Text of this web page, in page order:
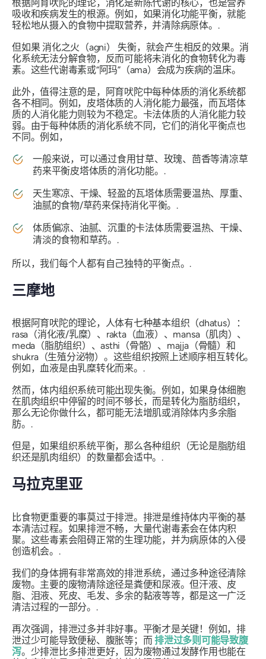
根据阿育吠陀的理论，消化是新陈代谢的核心，也是营养
吸收和疾病发生的根源。例如，如果消化功能平衡，就能
轻松地从摄入的食物中提取营养，并清除病原体。.
但如果消化之火（agni）
失衡，就会产生相反的效果。消
化系统无法分解食物，反而可能将未消化的食物转化为毒
素。这些代谢毒素或“阿玛”（ama）会成为疾病的温床。
此外，值得注意的是，阿育吠陀中每种体质的消化系统都
各不相同。例如，皮塔体质的人消化能力最强，而瓦塔体
质的人消化能力则较为不稳定。卡法体质的人消化能力较
弱。由于每种体质的消化系统不同，它们的消化平衡点也
不同。例如，
一般来说，可以通过食用甘草、玫瑰、茴香等清凉草
药来平衡皮塔体质的消化功能。.
天生寒凉、干燥、轻盈的瓦塔体质需要温热、厚重、
油腻的食物/草药来保持消化平衡。.
体质偏凉、油腻、沉重的卡法体质需要温热、干燥、
清淡的食物和草药。.
所以，我们每个人都有自己独特的平衡点。.
三摩地
根据阿育吠陀的理论，人体有七种基本组织（dhatus）：
rasa（消化液/乳糜）、rakta（血液）、mansa（肌肉）、
meda（脂肪组织）、asthi（骨骼）、majja（骨髓）和
shukra（生殖分泌物）。这些组织按照上述顺序相互转化。
例如，血液是由乳糜转化而来。.
然而，体内组织系统可能出现失衡。例如，如果身体细胞
在肌肉组织中停留的时间不够长，而是转化为脂肪组织，
那么无论你做什么，都可能无法增肌或消除体内多余脂
肪。.
但是，如果组织系统平衡，那么各种组织（无论是脂肪组
织还是肌肉组织）的数量都会适中。.
马拉克里亚
比食物更重要的事莫过于排泄。排泄是维持体内平衡的基
本清洁过程。如果排泄不畅，大量代谢毒素会在体内积
聚。这些毒素会阻碍正常的生理功能，并为病原体的入侵
创造机会。.
我们的身体拥有非常高效的排泄系统，通过多种途径清除
废物。主要的废物清除途径是粪便和尿液。但汗液、皮
脂、泪液、死皮、毛发、多余的黏液等等，都是这一广泛
清洁过程的一部分。.
再次强调，排泄过多并非好事。平衡才是关键！例如，排
泄过少可能导致便秘、腹胀等；而排泄过多则可能导致腹
泻。少排泄比多排泄更好，因为废物通过发酵作用也能在